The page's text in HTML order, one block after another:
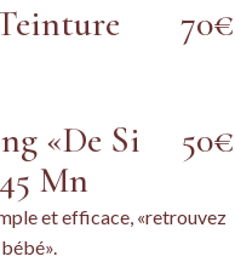
70€
«De Si
Mn
50€
et efficace, «retrouvez